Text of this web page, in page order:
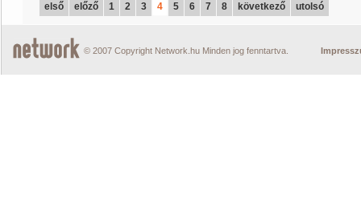
első előző 1 2 3 4 5 6 7 8 következő utolsó
© 2007 Copyright Network.hu Minden jog fenntartva.